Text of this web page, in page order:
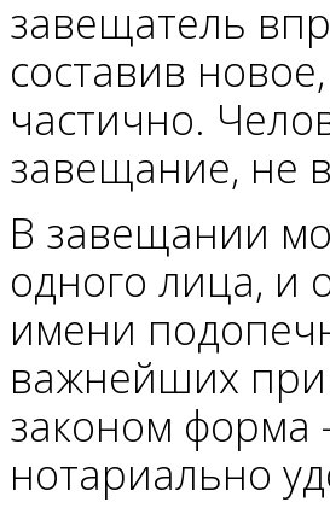
завещатель
составив
частично.
завещание, не
В завещании
одного лица, и
имени
важнейших
законом форма
нотариально